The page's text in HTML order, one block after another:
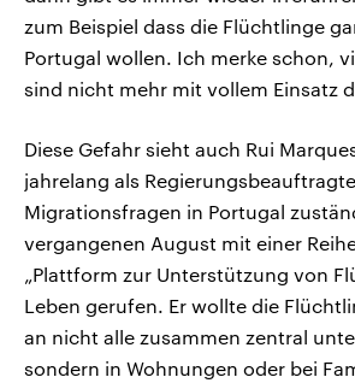
zum Beispiel dass die Flüchtlinge
Portugal wollen. Ich merke schon,
sind nicht mehr mit vollem Einsatz
Diese Gefahr sieht auch Rui
jahrelang als
Migrationsfragen in Portugal
vergangenen August mit einer
„Plattform zur Unterstützung von
Leben gerufen. Er wollte die
an nicht alle zusammen zentral
sondern in Wohnungen oder bei